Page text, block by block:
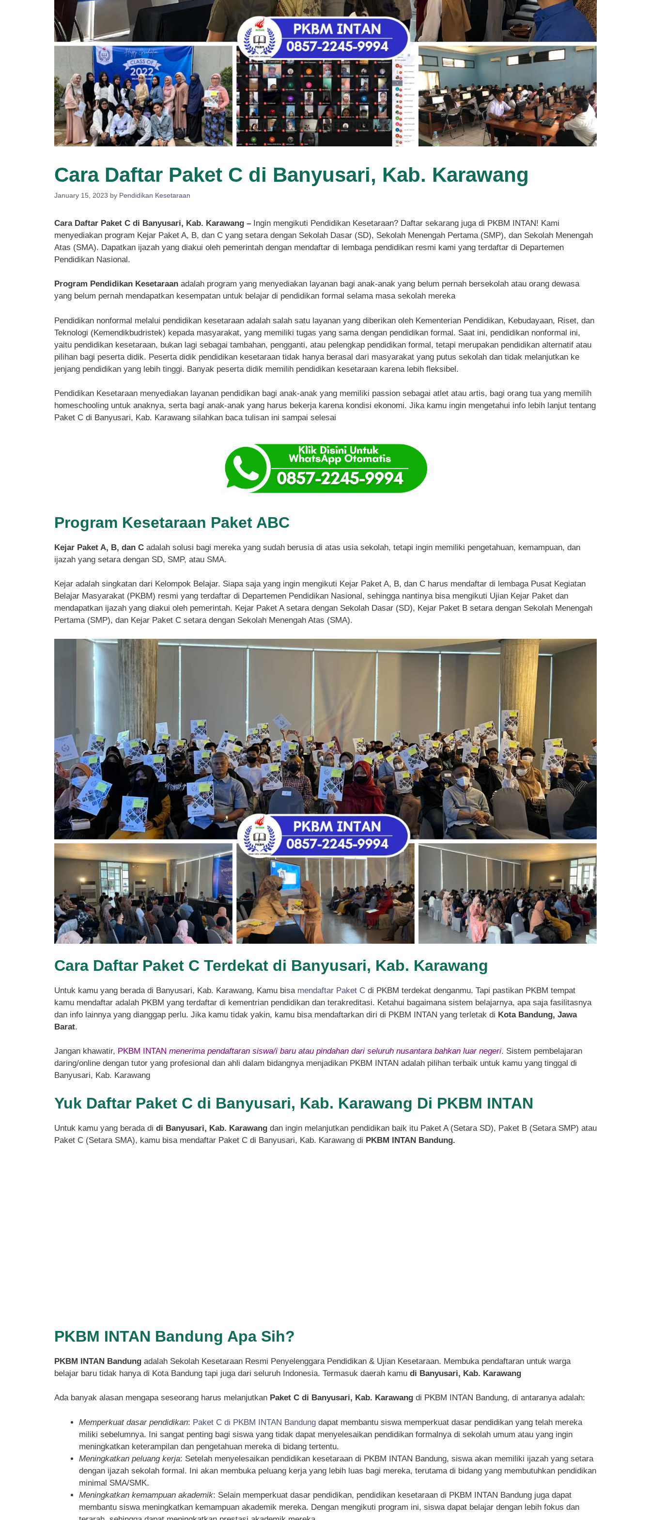
Cara Daftar Paket C di Banyusari, Kab. Karawang
January 15, 2023 by Pendidikan Kesetaraan
Cara Daftar Paket C di Banyusari, Kab. Karawang – Ingin mengikuti Pendidikan Kesetaraan? Daftar sekarang juga di PKBM INTAN! Kami
menyediakan program Kejar Paket A, B, dan C yang setara dengan Sekolah Dasar (SD), Sekolah Menengah Pertama (SMP), dan Sekolah Menengah
Atas (SMA). Dapatkan ijazah yang diakui oleh pemerintah dengan mendaftar di lembaga pendidikan resmi kami yang terdaftar di Departemen
Pendidikan Nasional.
Program Pendidikan Kesetaraan adalah program yang menyediakan layanan bagi anak-anak yang belum pernah bersekolah atau orang dewasa
yang belum pernah mendapatkan kesempatan untuk belajar di pendidikan formal selama masa sekolah mereka
Pendidikan nonformal melalui pendidikan kesetaraan adalah salah satu layanan yang diberikan oleh Kementerian Pendidikan, Kebudayaan, Riset, dan
Teknologi (Kemendikbudristek) kepada masyarakat, yang memiliki tugas yang sama dengan pendidikan formal. Saat ini, pendidikan nonformal ini,
yaitu pendidikan kesetaraan, bukan lagi sebagai tambahan, pengganti, atau pelengkap pendidikan formal, tetapi merupakan pendidikan alternatif atau
pilihan bagi peserta didik. Peserta didik pendidikan kesetaraan tidak hanya berasal dari masyarakat yang putus sekolah dan tidak melanjutkan ke
jenjang pendidikan yang lebih tinggi. Banyak peserta didik memilih pendidikan kesetaraan karena lebih fleksibel.
Pendidikan Kesetaraan menyediakan layanan pendidikan bagi anak-anak yang memiliki passion sebagai atlet atau artis, bagi orang tua yang memilih
homeschooling untuk anaknya, serta bagi anak-anak yang harus bekerja karena kondisi ekonomi. Jika kamu ingin mengetahui info lebih lanjut tentang
Paket C di Banyusari, Kab. Karawang silahkan baca tulisan ini sampai selesai
Program Kesetaraan Paket ABC
Kejar Paket A, B, dan C adalah solusi bagi mereka yang sudah berusia di atas usia sekolah, tetapi ingin memiliki pengetahuan, kemampuan, dan
ijazah yang setara dengan SD, SMP, atau SMA.
Kejar adalah singkatan dari Kelompok Belajar. Siapa saja yang ingin mengikuti Kejar Paket A, B, dan C harus mendaftar di lembaga Pusat Kegiatan
Belajar Masyarakat (PKBM) resmi yang terdaftar di Departemen Pendidikan Nasional, sehingga nantinya bisa mengikuti Ujian Kejar Paket dan
mendapatkan ijazah yang diakui oleh pemerintah. Kejar Paket A setara dengan Sekolah Dasar (SD), Kejar Paket B setara dengan Sekolah Menengah
Pertama (SMP), dan Kejar Paket C setara dengan Sekolah Menengah Atas (SMA).
Cara Daftar Paket C Terdekat di Banyusari, Kab. Karawang
Untuk kamu yang berada di Banyusari, Kab. Karawang, Kamu bisa mendaftar Paket C di PKBM terdekat denganmu. Tapi pastikan PKBM tempat
kamu mendaftar adalah PKBM yang terdaftar di kementrian pendidikan dan terakreditasi. Ketahui bagaimana sistem belajarnya, apa saja fasilitasnya
dan info lainnya yang dianggap perlu. Jika kamu tidak yakin, kamu bisa mendaftarkan diri di PKBM INTAN yang terletak di Kota Bandung, Jawa
Barat.
Jangan khawatir, PKBM INTAN menerima pendaftaran siswa/i baru atau pindahan dari seluruh nusantara bahkan luar negeri. Sistem pembelajaran
daring/online dengan tutor yang profesional dan ahli dalam bidangnya menjadikan PKBM INTAN adalah pilihan terbaik untuk kamu yang tinggal di
Banyusari, Kab. Karawang
Yuk Daftar Paket C di Banyusari, Kab. Karawang Di PKBM INTAN
Untuk kamu yang berada di di Banyusari, Kab. Karawang dan ingin melanjutkan pendidikan baik itu Paket A (Setara SD), Paket B (Setara SMP) atau
Paket C (Setara SMA), kamu bisa mendaftar Paket C di Banyusari, Kab. Karawang di PKBM INTAN Bandung.
PKBM INTAN Bandung Apa Sih?
PKBM INTAN Bandung adalah Sekolah Kesetaraan Resmi Penyelenggara Pendidikan & Ujian Kesetaraan. Membuka pendaftaran untuk warga
belajar baru tidak hanya di Kota Bandung tapi juga dari seluruh Indonesia. Termasuk daerah kamu di Banyusari, Kab. Karawang
Ada banyak alasan mengapa seseorang harus melanjutkan Paket C di Banyusari, Kab. Karawang di PKBM INTAN Bandung, di antaranya adalah:
Memperkuat dasar pendidikan: Paket C di PKBM INTAN Bandung dapat membantu siswa memperkuat dasar pendidikan yang telah mereka
miliki sebelumnya. Ini sangat penting bagi siswa yang tidak dapat menyelesaikan pendidikan formalnya di sekolah umum atau yang ingin
meningkatkan keterampilan dan pengetahuan mereka di bidang tertentu.
Meningkatkan peluang kerja: Setelah menyelesaikan pendidikan kesetaraan di PKBM INTAN Bandung, siswa akan memiliki ijazah yang setara
dengan ijazah sekolah formal. Ini akan membuka peluang kerja yang lebih luas bagi mereka, terutama di bidang yang membutuhkan pendidikan
minimal SMA/SMK.
Meningkatkan kemampuan akademik: Selain memperkuat dasar pendidikan, pendidikan kesetaraan di PKBM INTAN Bandung juga dapat
membantu siswa meningkatkan kemampuan akademik mereka. Dengan mengikuti program ini, siswa dapat belajar dengan lebih fokus dan